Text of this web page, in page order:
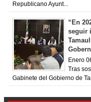
Republicano Ayunt...
“En
seguir
Enero
Tras
Gabinete del Gobierno de